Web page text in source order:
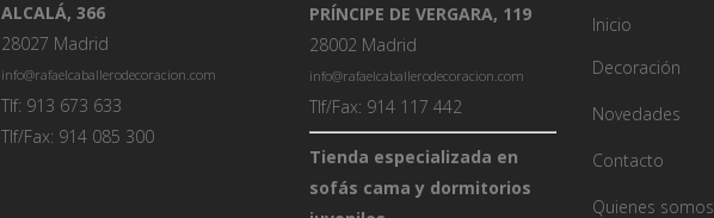
ALCALÁ, 366
28027 Madrid
info@rafaelcaballerodecoracion.com
Tlf: 913 673 633
Tlf/Fax: 914 085 300
PRÍNCIPE DE VERGARA, 119
28002 Madrid
info@rafaelcaballerodecoracion.com
Tlf/Fax: 914 117 442
Tienda especializada en
sofás cama y dormitorios
Inicio
Decoración
Novedades
Contacto
Quienes somos